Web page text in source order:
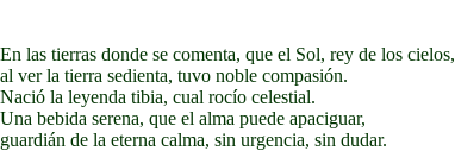
En las tierras donde se comenta, que el Sol, rey de los cielos,
al ver la tierra sedienta, tuvo noble compasión.
Nació la leyenda tibia, cual rocío celestial.
Una bebida serena, que el alma puede apaciguar,
guardián de la eterna calma, sin urgencia, sin dudar.